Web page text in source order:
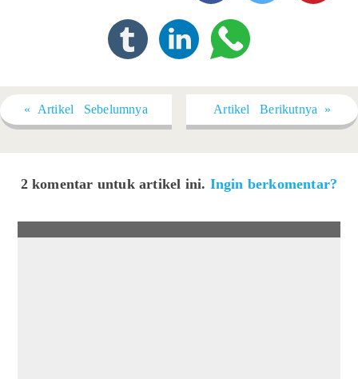
« Artikel Sebelumnya Artikel Berikutnya »
2 komentar untuk artikel ini. Ingin berkomentar?